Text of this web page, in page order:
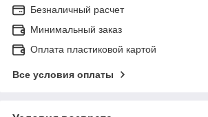
Безналичный расчет
Минимальный заказ
Оплата пластиковой картой
Все условия оплаты